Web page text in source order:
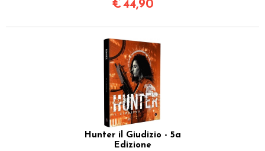
€44,90
Hunter il Giudizio - 5a
Edizione